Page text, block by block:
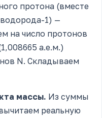
протона (вместе
1) —
на число протонов
а.е.м.)
N. Складываем
массы. Из суммы
реальную